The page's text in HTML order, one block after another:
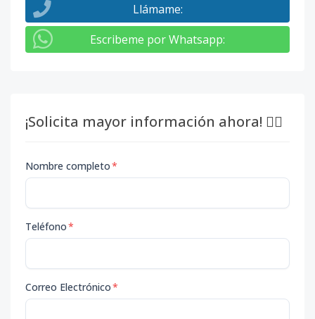
Llámame:
Escribeme por Whatsapp:
¡Solicita mayor información ahora! 👇🏽
Nombre completo*
Teléfono*
Correo Electrónico*